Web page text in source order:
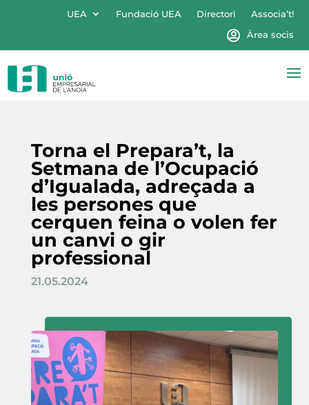
UEA Fundació UEA Directori
Associa’t!
Àrea socis
Torna el Prepara’t, la
Setmana de l’Ocupació
d’Igualada, adreçada a
les persones que
cerquen feina o volen fer
un canvi o gir
professional
21.05.2024